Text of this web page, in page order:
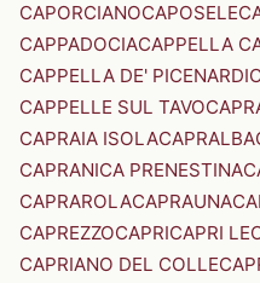
CAPORCIANOCAPOSELE
CAPPADOCIACAPPELLA
CAPPELLA DE' PICENARDI
CAPPELLE SUL TAVO
CAPRAIA ISOLACAPRALBA
CAPRANICA PRENESTINA
CAPRAROLACAPRAUNA
CAPREZZOCAPRICAPRI
CAPRIANO DEL COLLE